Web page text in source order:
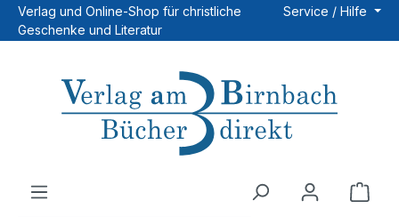
Zum Hauptinhalt springen
Verlag und Online-Shop für christliche
Geschenke und Literatur
Service / Hilfe